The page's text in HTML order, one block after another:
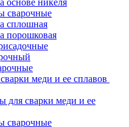
основе никеля
сварочные
сплошная
порошковая
меди и ее сплавов
для сварки меди и ее
сварочные